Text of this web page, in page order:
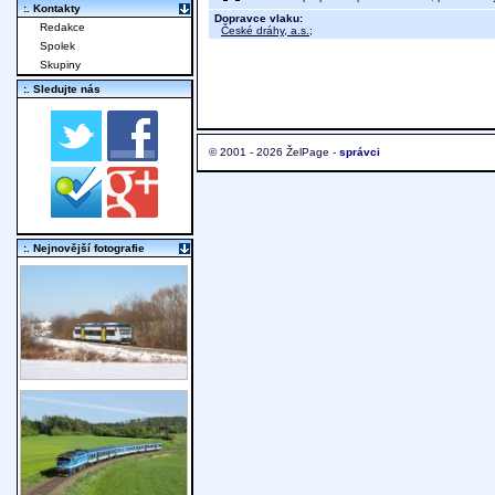
Dopravce vlaku:
České dráhy, a.s. ;
© 2001 - 2026 ŽelPage - správci
:. Kontakty
Redakce
Spolek
Skupiny
:. Sledujte nás
:. Nejnovější fotografie